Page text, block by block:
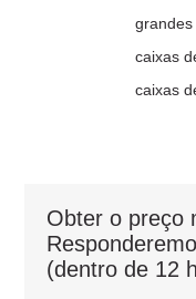
caixas
caixas
Obter o preço
(dentro de 12